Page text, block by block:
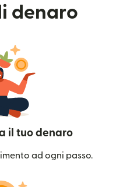
denaro
il tuo denaro
ad ogni passo.